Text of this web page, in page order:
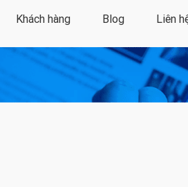
Khách hàng Blog Liên